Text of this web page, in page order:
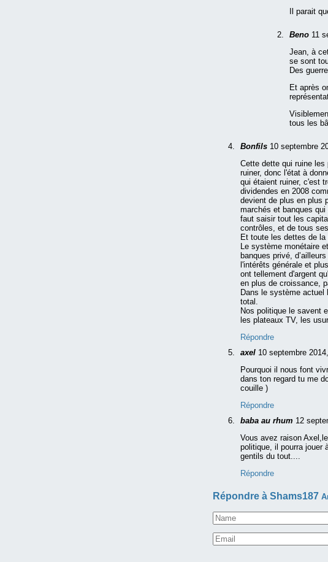
Il parait
Beno 11
Jean, à
se sont
Des
Et après
tous les
Bonfils 10 septembre
Cette dette qui ruine
ruiner, donc l'état à
qui étaient ruiner, c'est
dividendes en 2008
devient de plus en plus
marchés et banques
faut saisir tout les
contrôles, et de tous
Et toute les dettes de
Le système monétaire
banques privé,
l'intérêts générale et
ont tellement d'argent
en plus de croissance,
Dans le système actuel
total.
Nos politique le savent
les plateaux TV, les
Répondre
axel 10 septembre
Pourquoi il nous font
dans ton regard tu me
couille )
Répondre
baba au rhum 12
Vous avez raison
politique, il pourra jouer
gentils du tout....
Répondre
Répondre à Shams187